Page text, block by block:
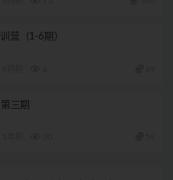
营（1-6期）
三期